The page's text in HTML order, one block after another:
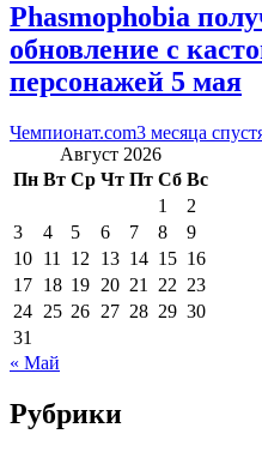
Phasmophobia
обновление с
персонажей 5 мая
Чемпионат.com3 месяца
Август 2026
Пн Вт Ср Чт Пт Сб Вс
1
2
3
4 5 6 7 8
9
10 11 12 13 14 15 16
17 18 19 20 21 22 23
24 25 26 27 28 29 30
31
« Май
Рубрики